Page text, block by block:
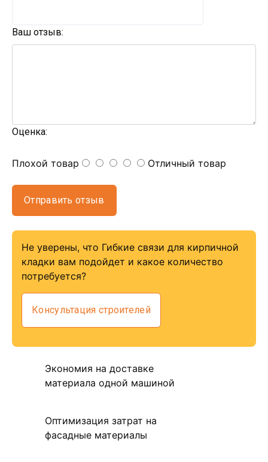
Ваш отзыв:
Оценка:
Плохой товар Отличный товар
Отправить отзыв
Не уверены, что Гибкие связи для кирпичной
кладки вам подойдет и какое количество
потребуется?
Консультация строителей
Экономия на доставке
материала одной машиной
Оптимизация затрат на
фасадные материалы